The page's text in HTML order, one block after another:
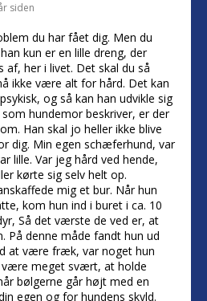
siden
du har fået dig. Men du
kun er en lille dreng, der
af, her i livet. Det skal du så
ikke være alt for hård. Det kan
og så kan han udvikle sig
hundemor beskriver, er der
Han skal jo heller ikke blive
dig. Min egen schæferhund, var
lille. Var jeg hård ved hende,
kørte sig selv helt op.
mig et bur. Når hun
kom hun ind i buret i ca. 10
Så det værste de ved er, at
På denne måde fandt hun ud
at være fræk, var noget hun
være meget svært, at holde
bølgerne går højt med en
egen og for hundens skyld.